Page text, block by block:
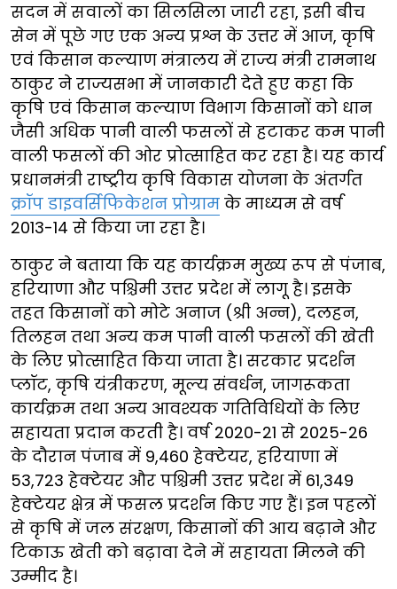
सदन में सवालों का सिलसिला जारी रहा, इसी बीच
सेन में पूछे गए एक अन्य प्रश्न के उत्तर में आज, कृषि
एवं किसान कल्याण मंत्रालय में राज्य मंत्री रामनाथ
ठाकुर ने राज्यसभा में जानकारी देते हुए कहा कि
कृषि एवं किसान कल्याण विभाग किसानों को धान
जैसी अधिक पानी वाली फसलों से हटाकर कम पानी
वाली फसलों की ओर प्रोत्साहित कर रहा है। यह कार्य
प्रधानमंत्री राष्ट्रीय कृषि विकास योजना के अंतर्गत
क्रॉप डाइवर्सिफिकेशन प्रोग्राम के माध्यम से वर्ष
2013-14 से किया जा रहा है।
ठाकुर ने बताया कि यह कार्यक्रम मुख्य रूप से पंजाब,
हरियाणा और पश्चिमी उत्तर प्रदेश में लागू है। इसके
तहत किसानों को मोटे अनाज (श्री अन्न), दलहन,
तिलहन तथा अन्य कम पानी वाली फसलों की खेती
के लिए प्रोत्साहित किया जाता है। सरकार प्रदर्शन
प्लॉट, कृषि यंत्रीकरण, मूल्य संवर्धन, जागरूकता
कार्यक्रम तथा अन्य आवश्यक गतिविधियों के लिए
सहायता प्रदान करती है। वर्ष 2020-21 से 2025-26
के दौरान पंजाब में 9,460 हेक्टेयर, हरियाणा में
53,723 हेक्टेयर और पश्चिमी उत्तर प्रदेश में 61,349
हेक्टेयर क्षेत्र में फसल प्रदर्शन किए गए हैं। इन पहलों
से कृषि में जल संरक्षण, किसानों की आय बढ़ाने और
टिकाऊ खेती को बढ़ावा देने में सहायता मिलने की
उम्मीद है।